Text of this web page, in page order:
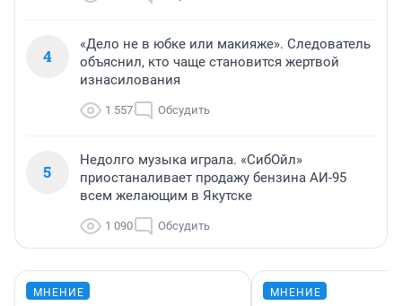
4
«Дело не в юбке или макияже». Следователь
объяснил, кто чаще становится жертвой
изнасилования
1 557 Обсудить
5
Недолго музыка играла. «СибОйл»
приостаналивает продажу бензина АИ-95
всем желающим в Якутске
1 090 Обсудить
МНЕНИЕ МНЕНИЕ